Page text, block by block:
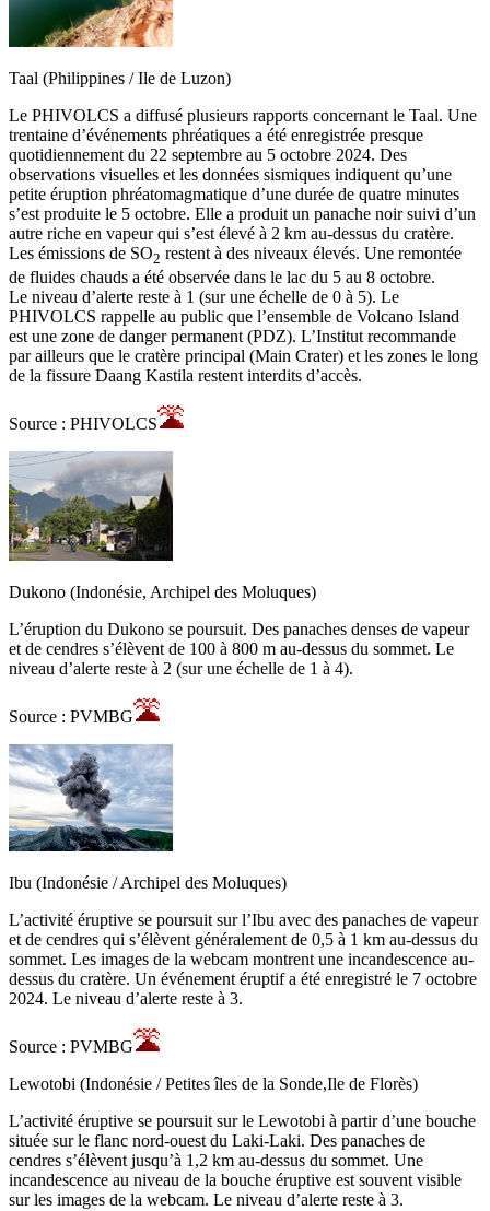
Taal (Philippines / Ile de Luzon)
Le PHIVOLCS a diffusé plusieurs rapports concernant le Taal. Une
trentaine d’événements phréatiques a été enregistrée presque
quotidiennement du 22 septembre au 5 octobre 2024. Des
observations visuelles et les données sismiques indiquent qu’une
petite éruption phréatomagmatique d’une durée de quatre minutes
s’est produite le 5 octobre. Elle a produit un panache noir suivi d’un
autre riche en vapeur qui s’est élevé à 2 km au-dessus du cratère.
Les émissions de SO2 restent à des niveaux élevés. Une remontée
de fluides chauds a été observée dans le lac du 5 au 8 octobre.
Le niveau d’alerte reste à 1 (sur une échelle de 0 à 5). Le
PHIVOLCS rappelle au public que l’ensemble de Volcano Island
est une zone de danger permanent (PDZ). L’Institut recommande
par ailleurs que le cratère principal (Main Crater) et les zones le long
de la fissure Daang Kastila restent interdits d’accès.
Source : PHIVOLCS
Dukono (Indonésie, Archipel des Moluques)
L’éruption du Dukono se poursuit. Des panaches denses de vapeur
et de cendres s’élèvent de 100 à 800 m au-dessus du sommet. Le
niveau d’alerte reste à 2 (sur une échelle de 1 à 4).
Source : PVMBG
Ibu (Indonésie / Archipel des Moluques)
L’activité éruptive se poursuit sur l’Ibu avec des panaches de vapeur
et de cendres qui s’élèvent généralement de 0,5 à 1 km au-dessus du
sommet. Les images de la webcam montrent une incandescence au-
dessus du cratère. Un événement éruptif a été enregistré le 7 octobre
2024. Le niveau d’alerte reste à 3.
Source : PVMBG
Lewotobi (Indonésie / Petites îles de la Sonde,Ile de Florès)
L’activité éruptive se poursuit sur le Lewotobi à partir d’une bouche
située sur le flanc nord-ouest du Laki-Laki. Des panaches de
cendres s’élèvent jusqu’à 1,2 km au-dessus du sommet. Une
incandescence au niveau de la bouche éruptive est souvent visible
sur les images de la webcam. Le niveau d’alerte reste à 3.